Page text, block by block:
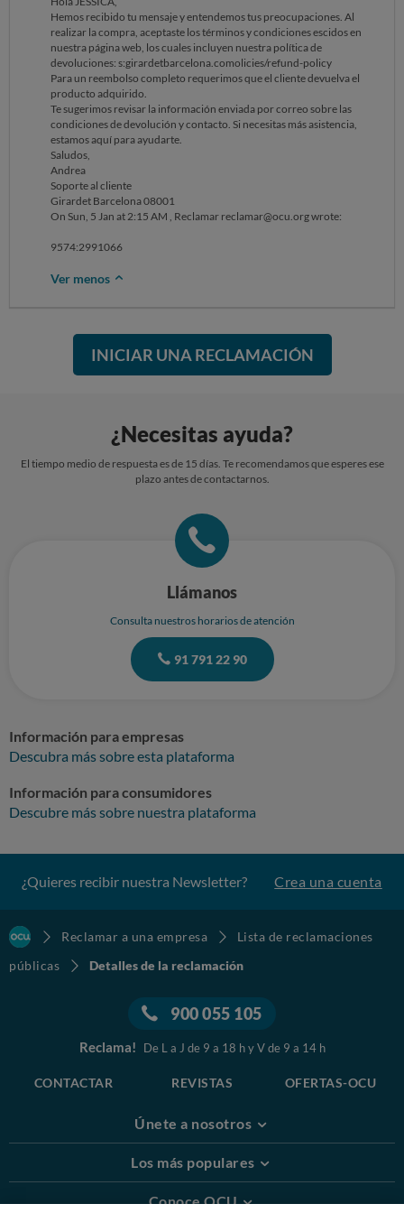
Andrea
Soporte al cliente
Girardet Barcelona
08001
On Sun, 5 Jan at 2:15 AM , Reclamar reclamar@ocu.org wrote: ‌‌‌‌‌‌‌‌‌‌‌‌‌‌‌‌‌‌‌‌‌‌‌‌‌‌‌‌‌‌‌‌‌‌‌‌‌‌‌‌‌‌‌‌‌‌‌‌‌‌‌‌‌‌‌‌‌‌‌‌
9574:2991066
Hemos recibido tu mensaje y entendemos tus preocupaciones. Al
realizar la compra, aceptaste los términos y condiciones escidos en
nuestra página web, los cuales incluyen nuestra política de
devoluciones: s:girardetbarcelona.comolicies/refund-policy
Para un reembolso completo requerimos que el cliente devuelva el
producto adquirido.
Te sugerimos revisar la información enviada por correo sobre las
condiciones de devolución y contacto. Si necesitas más asistencia,
estamos aquí para ayudarte.
Saludos,
Andrea
Soporte al cliente
Girardet Barcelona 08001
On Sun, 5 Jan at 2:15 AM , Reclamar reclamar@ocu.org wrote: ‌‌‌‌‌‌‌‌‌‌‌‌‌‌‌‌‌‌‌‌‌‌‌‌‌‌‌‌‌‌‌‌‌‌‌‌‌‌‌‌‌‌‌‌‌‌‌‌‌‌‌‌‌‌‌‌‌‌‌‌
9574:2991066
Ver menos
INICIAR UNA RECLAMACIÓN
¿Necesitas ayuda?
El tiempo medio de respuesta es de 15 días. Te recomendamos que esperes ese
plazo antes de contactarnos.
Llámanos
Consulta nuestros horarios de atención
91 791 22 90
Información para empresas
Descubra más sobre esta plataforma
Información para consumidores
Descubre más sobre nuestra plataforma
¿Quieres recibir nuestra Newsletter? Crea una cuenta
Reclamar a una empresa
Lista de reclamaciones
públicas
Detalles de la reclamación
900 055 105
Reclama! De L a J de 9 a 18 h y V de 9 a 14 h
CONTACTAR REVISTAS OFERTAS-OCU
Únete a nosotros
Los más populares
Conoce OCU